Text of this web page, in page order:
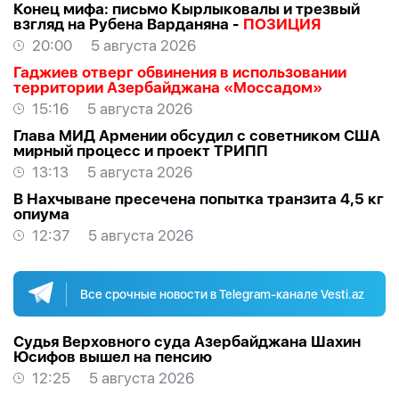
Конец мифа: письмо Кырлыковалы и трезвый
взгляд на Рубена Варданяна - ПОЗИЦИЯ
20:00
5 августа 2026
Гаджиев отверг обвинения в использовании
территории Азербайджана «Моссадом»
15:16
5 августа 2026
Глава МИД Армении обсудил с советником США
мирный процесс и проект ТРИПП
13:13
5 августа 2026
В Нахчыване пресечена попытка транзита 4,5 кг
опиума
12:37
5 августа 2026
Все срочные новости в Telegram-канале Vesti.az
Судья Верховного суда Азербайджана Шахин
Юсифов вышел на пенсию
12:25
5 августа 2026